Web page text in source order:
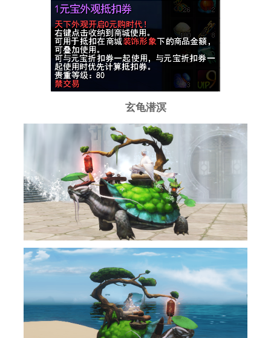
玄龟潜溟